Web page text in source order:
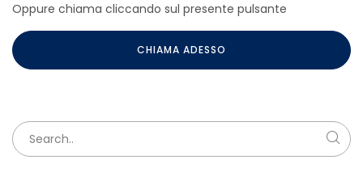
Oppure chiama cliccando sul presente pulsante
CHIAMA ADESSO